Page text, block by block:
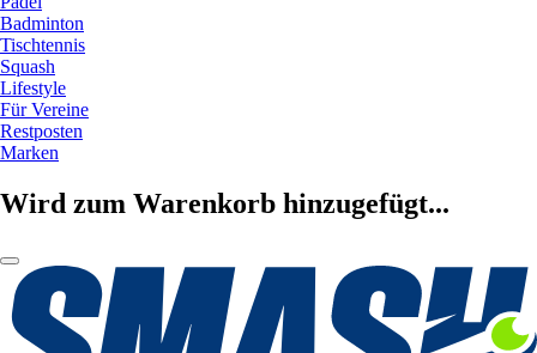
Badminton
Tischtennis
Squash
Lifestyle
Für Vereine
Restposten
Marken
Wird zum Warenkorb hinzugefügt...